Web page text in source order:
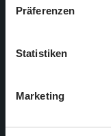
notwendigen
Präferenzen
Statistiken
Marketing